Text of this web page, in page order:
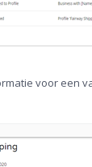
voor een